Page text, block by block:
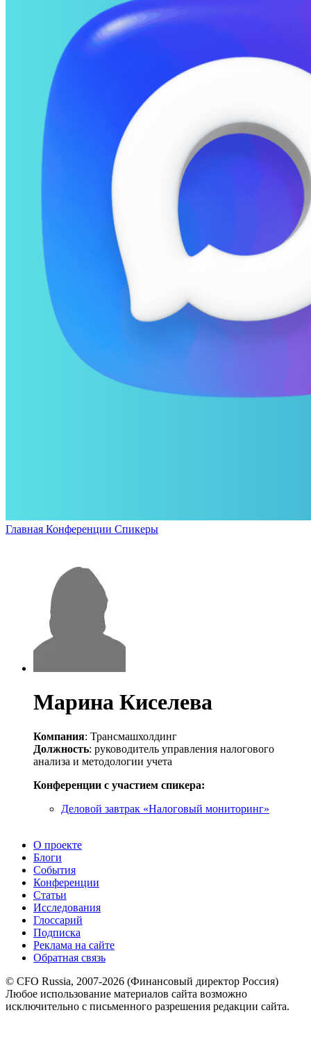
Главная Конференции Спикеры
Марина Киселева
Компания: Трансмашхолдинг
Должность: руководитель управления налогового
анализа и методологии учета
Конференции с участием спикера:
Деловой завтрак «Налоговый мониторинг»
О проекте
Блоги
События
Конференции
Статьи
Исследования
Глоссарий
Подписка
Реклама на сайте
Обратная связь
© CFO Russia, 2007-2026 (Финансовый директор Россия)
Любое использование материалов сайта возможно
исключительно с письменного разрешения редакции сайта.